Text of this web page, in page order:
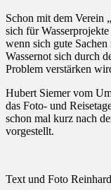
Schon mit dem Verein
sich für
wenn sich gute
Wassernot sich durch
Problem verstärken
Hubert Siemer vom
das Foto- und
schon mal kurz nach
vorgestellt.
Text und Foto